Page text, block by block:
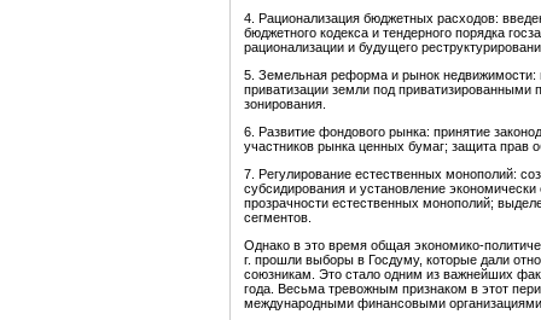
4. Рационализация бюджетных расходов:
бюджетного кодекса и тендерного порядка
рационализации и будущего
5. Земельная реформа и рынок недвижимости:
приватизации земли под приватизированными
зонирования.
6. Развитие фондового рынка: принятие
участников рынка ценных бумаг; защита прав
7. Регулирование естественных монополий:
субсидирования и установление
прозрачности естественных монополий;
сегментов.
Однако в это время общая экономико-
г. прошли выборы в Госдуму, которые дали
союзникам. Это стало одним из важнейших
года. Весьма тревожным признаком в этот
международными финансовыми